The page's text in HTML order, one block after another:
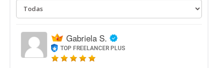
Gabriela S.
TOP FREELANCER PLUS